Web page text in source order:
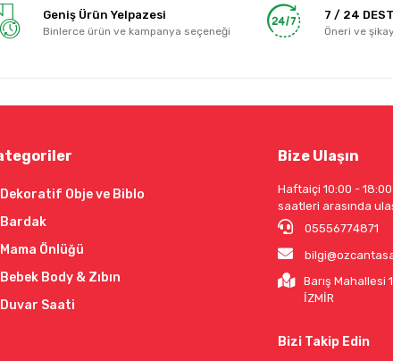
Geniş Ürün Yelpazesi
Binlerce ürün ve kampanya seçeneği
7 / 24
Öneri ve
Dekoratif Obje ve Biblo
Bardak
Mama Önlüğü
Bebek Body & Zıbın
Duvar Saati
Bize Ulaşın
Haftaiçi 10:00 -
saatleri arasında
05556774871
Barış Mahallesi
İZMİR
Bizi Takip Edin